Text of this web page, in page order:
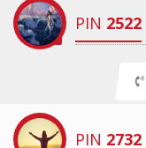
PIN 2522
PIN 2732